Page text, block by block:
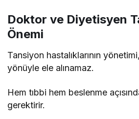
Doktor ve Diyetisyen
Önemi
Tansiyon hastalıklarının
yönüyle ele alınamaz.
Hem tıbbi hem beslenme
gerektirir.